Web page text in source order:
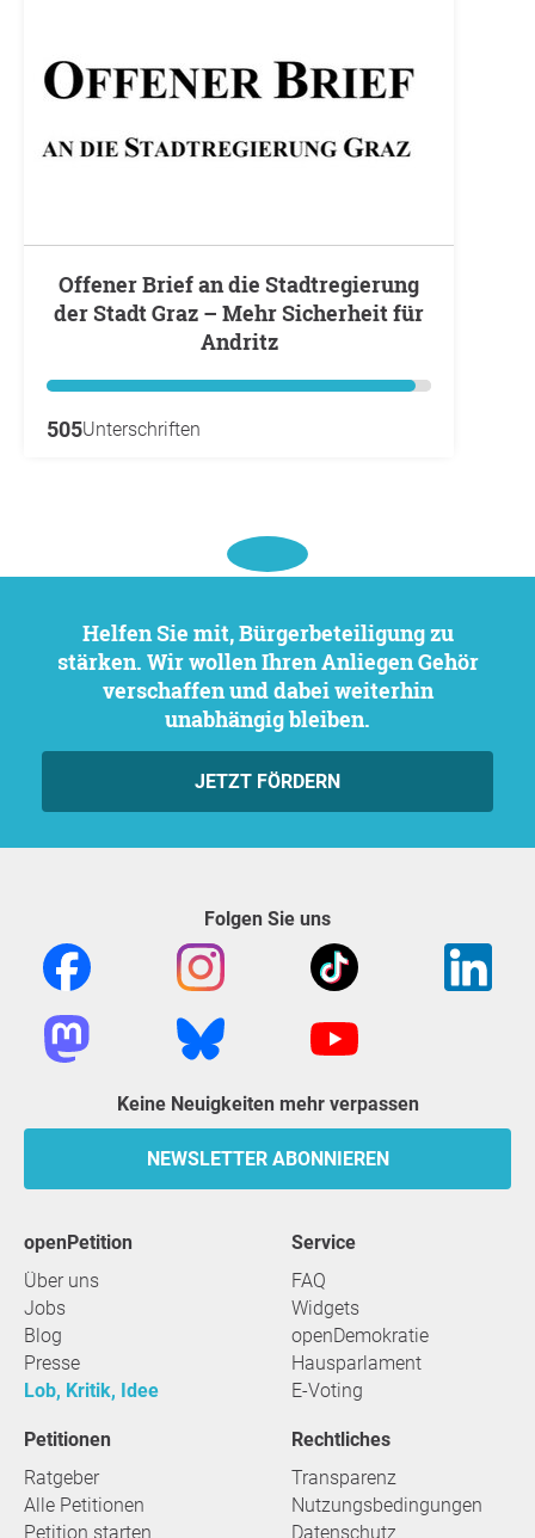
Offener Brief an die Stadtregierung
der Stadt Graz – Mehr Sicherheit für
Andritz
505Unterschriften
Helfen Sie mit, Bürgerbeteiligung zu
stärken. Wir wollen Ihren Anliegen Gehör
verschaffen und dabei weiterhin
unabhängig bleiben.
JETZT FÖRDERN
Folgen Sie uns
Keine Neuigkeiten mehr verpassen
NEWSLETTER ABONNIEREN
openPetition
Über uns
Jobs
Blog
Presse
Lob, Kritik, Idee
Service
FAQ
Widgets
openDemokratie
Hausparlament
E-Voting
Petitionen
Ratgeber
Alle Petitionen
Petition starten
Rechtliches
Transparenz
Nutzungsbedingungen
Datenschutz